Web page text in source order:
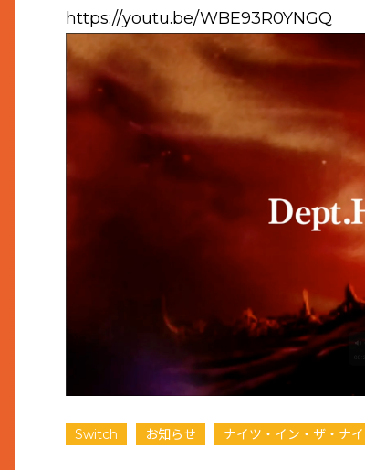
https://youtu.be/WBE93R0YNGQ
Switch お知らせ ナイツ・イン・ザ・ナ